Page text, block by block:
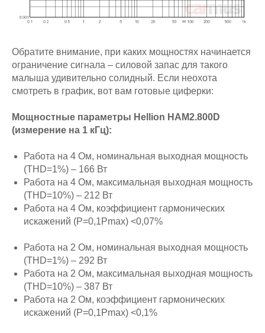
Обратите внимание, при каких мощностях начинается
ограничение сигнала – силовой запас для такого
малыша удивительно солидный. Если неохота
смотреть в график, вот вам готовые циферки:
Мощностные параметры Hellion HAM2.800D
(измерение на 1 кГц):
Работа на 4 Ом, номинальная выходная мощность
(THD=1%) – 166 Вт
Работа на 4 Ом, максимальная выходная мощность
(THD=10%) – 212 Вт
Работа на 4 Ом, коэффициент гармонических
искажений (P=0,1Pmax) <0,07%
Работа на 2 Ом, номинальная выходная мощность
(THD=1%) – 292 Вт
Работа на 2 Ом, максимальная выходная мощность
(THD=10%) – 387 Вт
Работа на 2 Ом, коэффициент гармонических
искажений (P=0,1Pmax) <0,1%